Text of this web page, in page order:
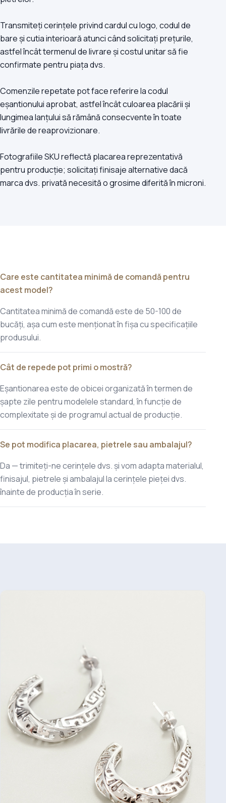
Transmiteți cerințele privind cardul cu logo, codul de
bare și cutia interioară atunci când solicitați prețurile,
astfel încât termenul de livrare și costul unitar să fie
confirmate pentru piața dvs.
Comenzile repetate pot face referire la codul
eșantionului aprobat, astfel încât culoarea placării și
lungimea lanțului să rămână consecvente în toate
livrările de reaprovizionare.
Fotografiile SKU reflectă placarea reprezentativă
pentru producție; solicitați finisaje alternative dacă
marca dvs. privată necesită o grosime diferită în microni.
Care este cantitatea minimă de comandă pentru
acest model?
Cantitatea minimă de comandă este de 50-100 de
bucăți, așa cum este menționat în fișa cu specificațiile
produsului.
Cât de repede pot primi o mostră?
Eșantionarea este de obicei organizată în termen de
șapte zile pentru modelele standard, în funcție de
complexitate și de programul actual de producție.
Se pot modifica placarea, pietrele sau ambalajul?
Da — trimiteți-ne cerințele dvs. și vom adapta materialul,
finisajul, pietrele și ambalajul la cerințele pieței dvs.
înainte de producția în serie.